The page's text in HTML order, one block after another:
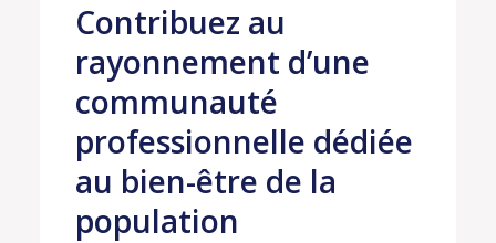
Contribuez au
rayonnement d’une
communauté
professionnelle dédiée
au bien-être de la
population